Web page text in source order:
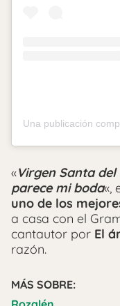
«Virgen Santa
parece mi boda«,
uno de los
a casa con el
cantautor por El
razón.
MÁS SOBRE: